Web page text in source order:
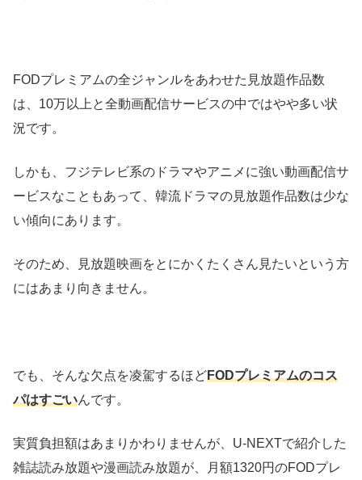
FODプレミアムの全ジャンルをあわせた見放題作品数
は、10万以上と全動画配信サービスの中ではやや多い状
況です。
しかも、フジテレビ系のドラマやアニメに強い動画配信サ
ービスなこともあって、韓流ドラマの見放題作品数は少な
い傾向にあります。
そのため、見放題映画をとにかくたくさん見たいという方
にはあまり向きません。
でも、そんな欠点を凌駕するほどFODプレミアムのコス
パはすごいんです。
実質負担額はあまりかわりませんが、U-NEXTで紹介した
雑誌読み放題や漫画読み放題が、月額1320円のFODプレ